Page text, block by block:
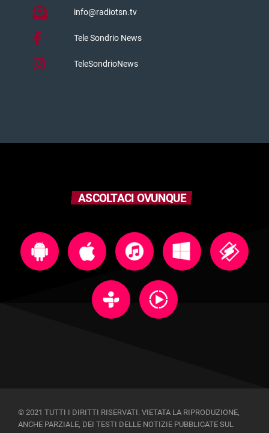
info@radiotsn.tv
Tele Sondrio News
TeleSondrioNews
ASCOLTACI OVUNQUE
© 2021 TUTTI I DIRITTI RISERVATI. VIETATA LA RIPRODUZIONE,
ANCHE PARZIALE, DEI TESTI DELLE NOTIZIE PUBBLICATE SUL